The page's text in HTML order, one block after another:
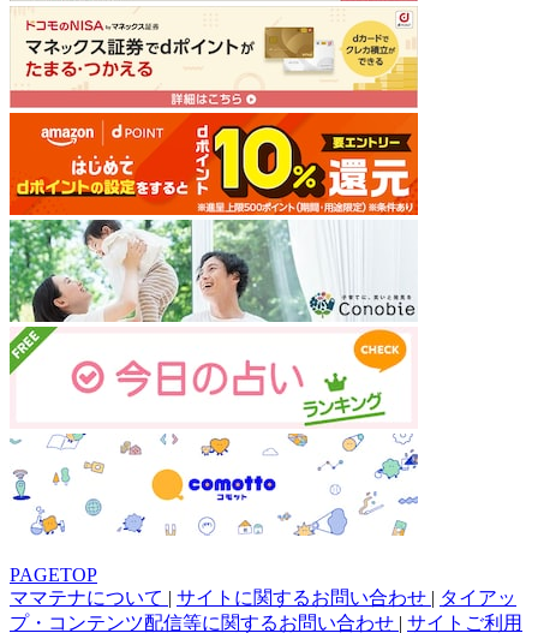
PAGETOP
ママテナについて | サイトに関するお問い合わせ | タイアッ
プ・コンテンツ配信等に関するお問い合わせ | サイトご利用